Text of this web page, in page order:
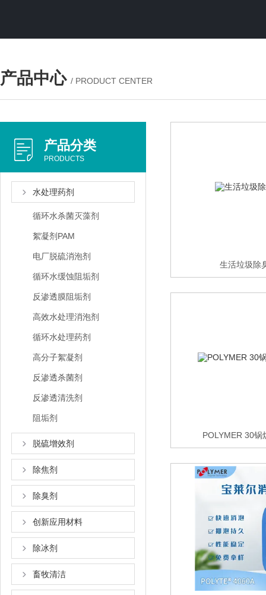
产品中心 / PRODUCT CENTER
产品分类
PRODUCTS
水处理药剂
循环水杀菌灭藻剂
絮凝剂PAM
电厂脱硫消泡剂
循环水缓蚀阻垢剂
反渗透膜阻垢剂
高效水处理消泡剂
循环水处理药剂
高分子絮凝剂
反渗透杀菌剂
反渗透清洗剂
阻垢剂
脱硫增效剂
除焦剂
除臭剂
创新应用材料
除冰剂
畜牧清洁
生活垃圾除
POLYMER 30锅